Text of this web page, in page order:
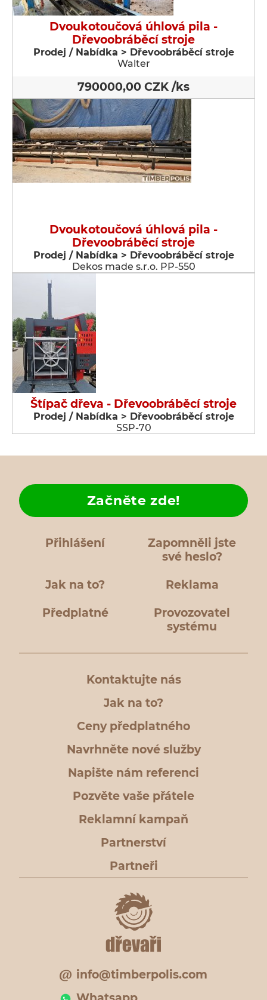
Dvoukotoučová úhlová pila -
Dřevoobráběcí stroje
Prodej / Nabídka > Dřevoobráběcí stroje
Walter
790000,00 CZK /ks
Dvoukotoučová úhlová pila -
Dřevoobráběcí stroje
Prodej / Nabídka > Dřevoobráběcí stroje
Dekos made s.r.o. PP-550
Štípač dřeva - Dřevoobráběcí stroje
Prodej / Nabídka > Dřevoobráběcí stroje
SSP-70
Přihlášení
Zapomněli jste
své heslo?
Jak na to?
Začněte zde!
Reklama
Předplatné
Provozovatel
systému
Kontaktujte nás
Jak na to?
Ceny předplatného
Navrhněte nové služby
Napište nám referenci
Pozvěte vaše přátele
Reklamní kampaň
Partnerství
Partneři
info@timberpolis.com